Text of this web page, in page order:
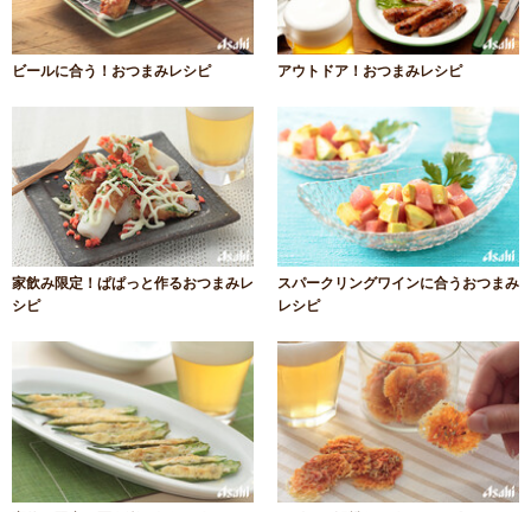
ビールに合う！おつまみレシピ アウトドア！おつまみレシピ
家飲み限定！ぱぱっと作るおつまみレ
シピ
スパークリングワインに合うおつまみ
レシピ